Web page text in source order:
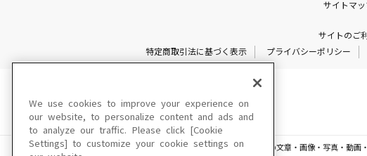
サイトマッ
サイトのご
特定商取引法に基づく表示
プライバシーポリシー
このサイトに掲載されている一切の文章・画像・写真・動
We use cookies to improve your experience on
our website, to personalize content and ads and
to analyze our traffic. Please click [Cookie
Settings] to customize your cookie settings on